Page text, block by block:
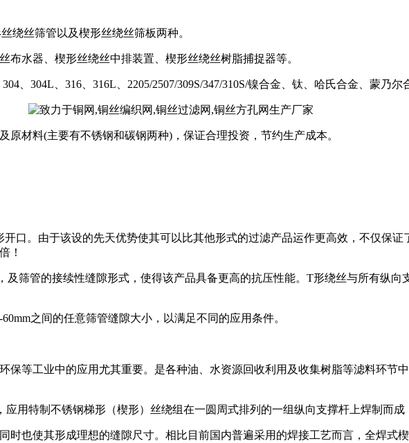
绕丝筛管以及楔形丝绕丝筛板两种。
水器、楔形丝绕丝中排装置、楔形丝绕丝树脂捕捉器等。
、304L、316、316L、2205/2507/309S/347/310S/镍合金、钛、哈氏合金、蒙乃尔
材料(主要有不锈钢和碳钢两种)，保证合理投资，节约生产成本。
口。由于该设的先天优势使其可以比其他形式的过滤产品运作更高效，不仅保
！
筛管的接续性缝隙形式，使得该产品具备更高的抗压性能。T形绕丝与所有纵向
之间的任意筛管缝隙大小，以满足不同的应用条件。
保等工业中的应用尤其重要。是各种油、水资源回收利用及收集树脂等滤料环节
用特制不锈钢梯形（楔形）丝绕组在一圆周式排列的一组纵向支撑杆上焊制而成
时也使其形成理想的缝隙尺寸。相比目前国内普遍采用的焊接工艺而言，全焊式